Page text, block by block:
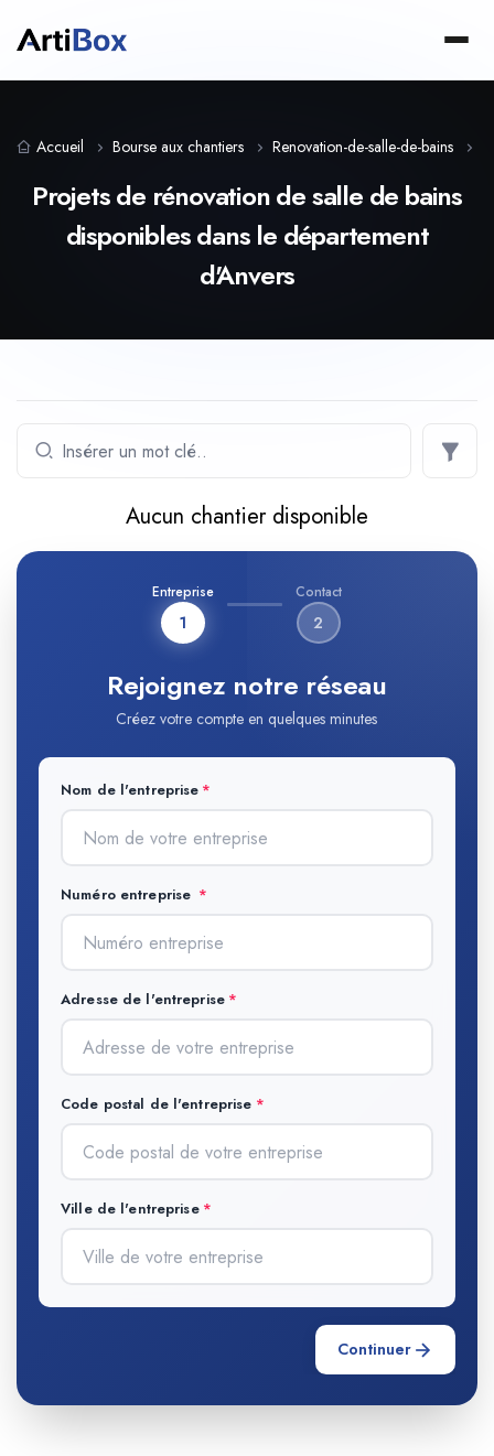
Accueil Bourse aux chantiers Renovation-de-salle-de-bains
Projets de rénovation de salle de bains
disponibles dans le département
d'Anvers
Aucun chantier disponible
Entreprise
1
Contact
2
Rejoignez notre réseau
Créez votre compte en quelques minutes
Nom de l'entreprise
Numéro entreprise
Adresse de l'entreprise
Code postal de l'entreprise
Ville de l'entreprise
Continuer